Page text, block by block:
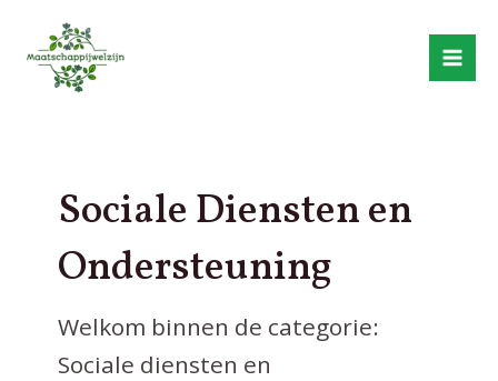
content
Sociale Diensten en
Ondersteuning
Welkom binnen de categorie:
Sociale diensten en